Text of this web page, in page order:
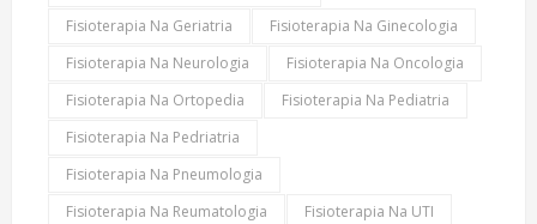
Fisioterapia Na Geriatria
Fisioterapia Na Ginecologia
Fisioterapia Na Neurologia
Fisioterapia Na Oncologia
Fisioterapia Na Ortopedia
Fisioterapia Na Pediatria
Fisioterapia Na Pedriatria
Fisioterapia Na Pneumologia
Fisioterapia Na Reumatologia
Fisioterapia Na UTI